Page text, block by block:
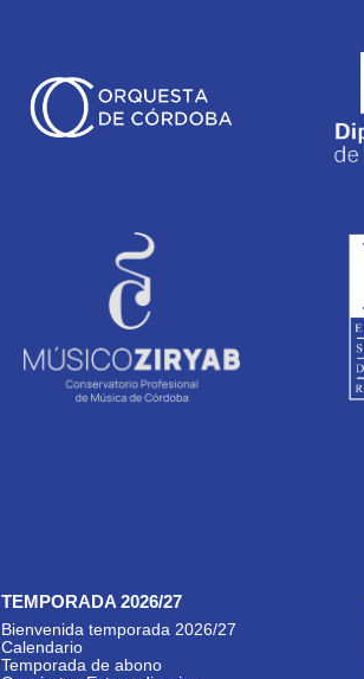
TEMPORADA 2026/27
Bienvenida temporada 2026/27
Calendario
Temporada de abono